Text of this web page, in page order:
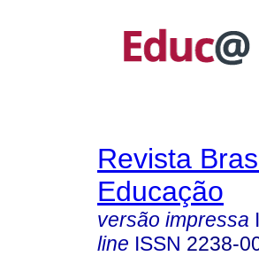
Revista
Educação
versão impressa
line ISSN 2238-